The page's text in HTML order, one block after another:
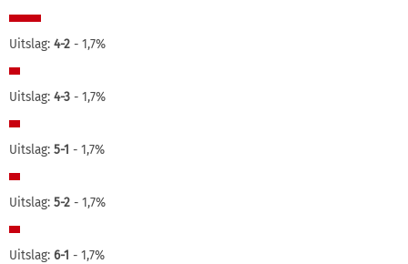
Uitslag: 4-2 - 1,7%
Uitslag: 4-3 - 1,7%
Uitslag: 5-1 - 1,7%
Uitslag: 5-2 - 1,7%
Uitslag: 6-1 - 1,7%